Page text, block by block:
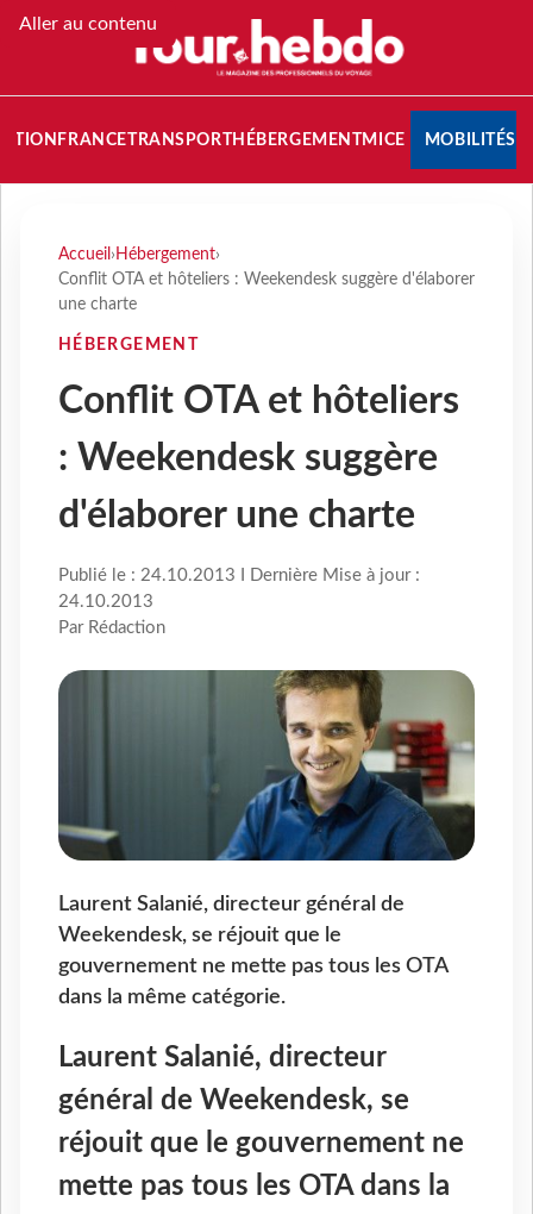
Aller au contenu
FRANCETRANSPORT HÉBERGEMENTMICE MOBILITÉS
Accueil › Hébergement›
Conflit OTA et hôteliers : Weekendesk suggère d'élaborer
une charte
HÉBERGEMENT
Conflit OTA et hôteliers
: Weekendesk suggère
d'élaborer une charte
Publié le : 24.10.2013 I Dernière Mise à jour :
24.10.2013
Par Rédaction
Laurent Salanié, directeur général de
Weekendesk, se réjouit que le
gouvernement ne mette pas tous les OTA
dans la même catégorie.
Laurent Salanié, directeur
général de Weekendesk, se
réjouit que le gouvernement ne
mette pas tous les OTA dans la